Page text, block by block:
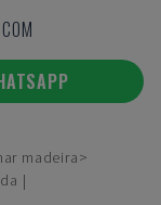
madeira
|